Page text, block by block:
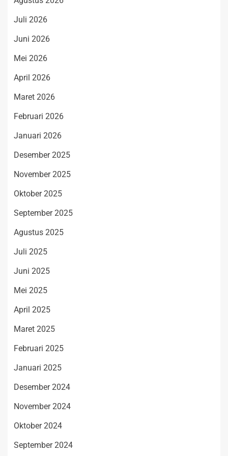
Juli 2026
Juni 2026
Mei 2026
April 2026
Maret 2026
Februari 2026
Januari 2026
Desember 2025
November 2025
Oktober 2025
September 2025
Agustus 2025
Juli 2025
Juni 2025
Mei 2025
April 2025
Maret 2025
Februari 2025
Januari 2025
Desember 2024
November 2024
Oktober 2024
September 2024